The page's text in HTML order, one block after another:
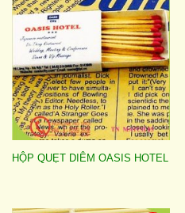
wishlist
HỘP QUẸT DIÊM OASIS HOTEL